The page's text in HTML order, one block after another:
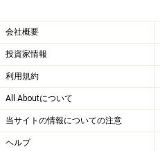
会社概要
投資家情報
利用規約
All Aboutについて
当サイトの情報についての注意
ヘルプ